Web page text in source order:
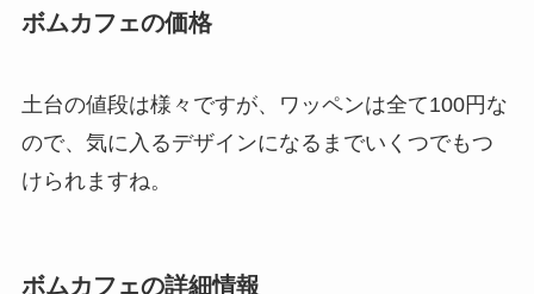
ボムカフェの価格
土台の値段は様々ですが、ワッペンは全て100円な
ので、気に入るデザインになるまでいくつでもつ
けられますね。
ボムカフェの詳細情報